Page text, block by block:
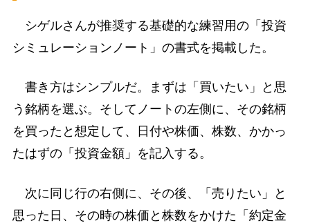
シゲルさんが推奨する基礎的な練習用の「投資
シミュレーションノート」の書式を掲載した。
書き方はシンプルだ。まずは「買いたい」と思
う銘柄を選ぶ。そしてノートの左側に、その銘柄
を買ったと想定して、日付や株価、株数、かかっ
たはずの「投資金額」を記入する。
次に同じ行の右側に、その後、「売りたい」と
思った日、その時の株価と株数をかけた「約定金